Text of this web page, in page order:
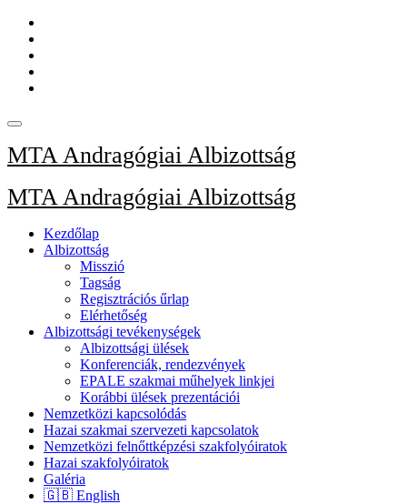
Skip
content
MTA Andragógiai Albizottság
MTA Andragógiai Albizottság
Kezdőlap
Albizottság
Misszió
Tagság
Regisztrációs űrlap
Elérhetőség
Albizottsági tevékenységek
Albizottsági ülések
Konferenciák, rendezvények
EPALE szakmai műhelyek linkjei
Korábbi ülések prezentációi
Nemzetközi kapcsolódás
Hazai szakmai szervezeti kapcsolatok
Nemzetközi felnőttképzési szakfolyóiratok
Hazai szakfolyóiratok
Galéria
🇬🇧 English